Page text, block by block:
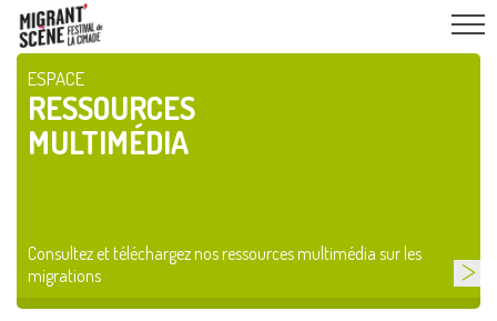
ESPACE
RESSOURCES
MULTIMÉDIA
Consultez et téléchargez nos ressources multimédia sur les
migrations